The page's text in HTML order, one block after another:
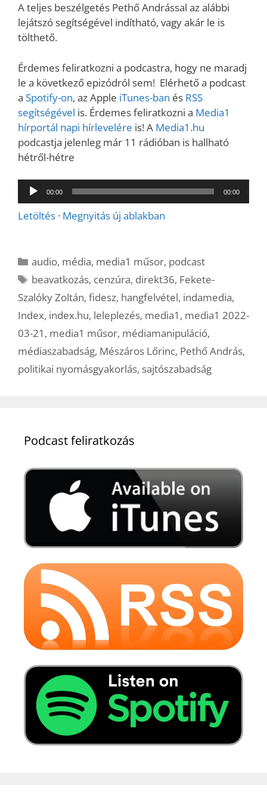
A teljes beszélgetés Pethő Andrással az alábbi
lejátszó segítségével indítható, vagy akár le is
tölthető.
Érdemes feliratkozni a podcastra, hogy ne maradj
le a következő epizódról sem! Elérhető a podcast
a Spotify-on, az Apple iTunes-ban és RSS
segítségével is. Érdemes feliratkozni a Media1
hírportál napi hírlevelére is! A Media1.hu
podcastja jelenleg már 11 rádióban is hallható
hétről-hétre
Audió
lejátszó
00:00 00:00
Letöltés · Megnyitás új ablakban
Kategória
audio, média, media1 műsor, podcast
Címkék
beavatkozás, cenzúra, direkt36, Fekete-
Szalóky Zoltán, fidesz, hangfelvétel, indamedia,
Index, index.hu, leleplezés, media1 , media1 2022-
03-21 , media1 műsor, médiamanipuláció,
médiaszabadság, Mészáros Lőrinc, Pethő András,
politikai nyomásgyakorlás, sajtószabadság
Podcast feliratkozás